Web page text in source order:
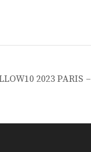
2023 PARIS